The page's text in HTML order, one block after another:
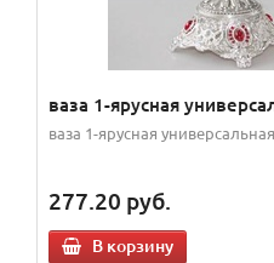
ваза 1-ярусная
ваза 1-ярусная универсальная
277.20 руб.
В корзину